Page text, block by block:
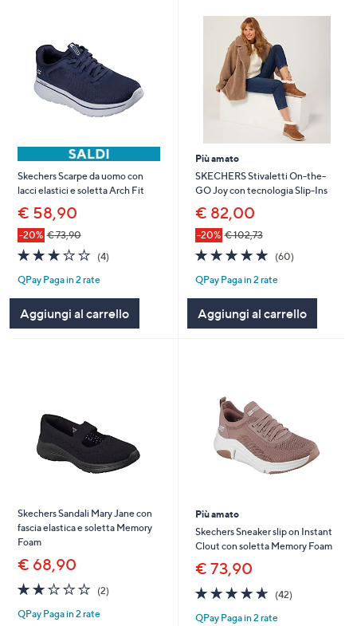
Skechers Scarpe da uomo con
lacci elastici e soletta Arch Fit
€ 58,90
-20% € 73,90
2.8
of
5
(4)4
QPay Paga in 2 rate
Aggiungi al carrello
Più amato
SKECHERS Stivaletti On-the-
GO Joy con tecnologia Slip-Ins
€ 82,00
-20% € 102,73
4.7
of
5
(60)60
QPay Paga in 2 rate
Aggiungi al carrello
Skechers Sandali Mary Jane con
fascia elastica e soletta Memory
Foam
€ 68,90
2.0
of
5
(2)2
QPay Paga in 2 rate
Più amato
Skechers Sneaker slip on Instant
Clout con soletta Memory Foam
€ 73,90
4.6
of
5
(42)42
QPay Paga in 2 rate